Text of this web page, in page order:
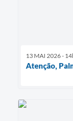
13 MAI 2026 -
Atenção,